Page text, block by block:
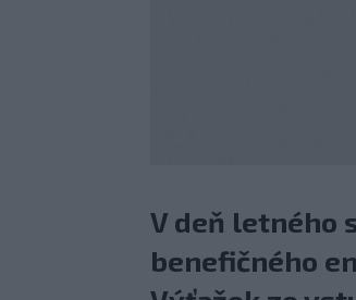
V deň letného
benefičného